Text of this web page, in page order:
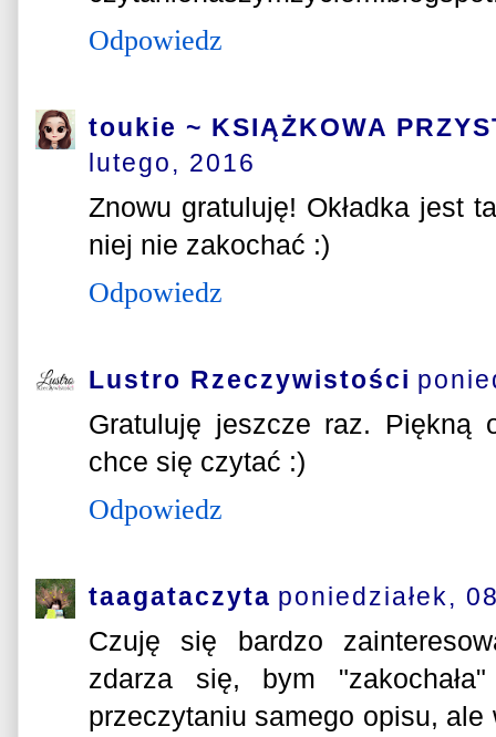
Odpowiedz
toukie ~ KSIĄŻKOWA
lutego, 2016
Znowu gratuluję! Okładka jest
niej nie zakochać :)
Odpowiedz
Lustro Rzeczywistości
Gratuluję jeszcze raz. Piękną
chce się czytać :)
Odpowiedz
taagataczyta poniedziałek,
Czuję się bardzo
zdarza się, bym
przeczytaniu samego opisu,